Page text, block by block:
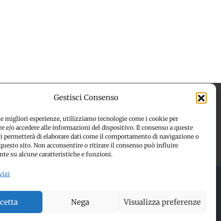
Gestisci Consenso
migliori esperienze, utilizziamo tecnologie come i cookie per
e/o accedere alle informazioni del dispositivo. Il consenso a queste
permetterà di elaborare dati come il comportamento di navigazione o
sito. Non acconsentire o ritirare il consenso può influire
su alcune caratteristiche e funzioni.
Nega Visualizza preferenze
Disconoscimento
| Made with ❤️ by